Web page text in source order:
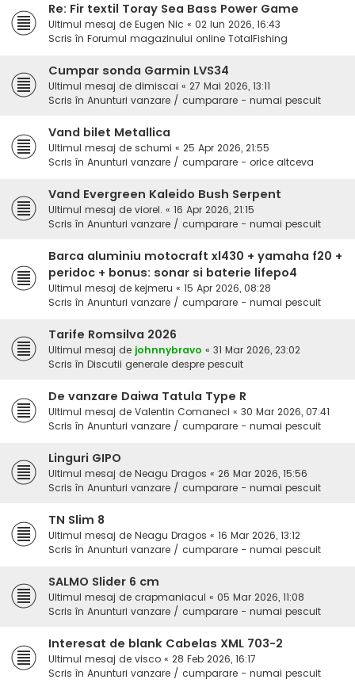
Re: Fir textil Toray Sea Bass Power Game
Ultimul mesaj de Eugen Nic « 02 Iun 2026, 16:43
Scris în Forumul magazinului online TotalFishing
Cumpar sonda Garmin LVS34
Ultimul mesaj de dimiscai « 27 Mai 2026, 13:11
Scris în Anunturi vanzare / cumparare - numai pescuit
Vand bilet Metallica
Ultimul mesaj de schumi « 25 Apr 2026, 21:55
Scris în Anunturi vanzare / cumparare - orice altceva
Vand Evergreen Kaleido Bush Serpent
Ultimul mesaj de viorel. « 16 Apr 2026, 21:15
Scris în Anunturi vanzare / cumparare - numai pescuit
Barca aluminiu motocraft xl430 + yamaha f20 +
peridoc + bonus: sonar si baterie lifepo4
Ultimul mesaj de kejmeru « 15 Apr 2026, 08:28
Scris în Anunturi vanzare / cumparare - numai pescuit
Tarife Romsilva 2026
Ultimul mesaj de johnnybravo « 31 Mar 2026, 23:02
Scris în Discutii generale despre pescuit
De vanzare Daiwa Tatula Type R
Ultimul mesaj de Valentin Comaneci « 30 Mar 2026, 07:41
Scris în Anunturi vanzare / cumparare - numai pescuit
Linguri GIPO
Ultimul mesaj de Neagu Dragos « 26 Mar 2026, 15:56
Scris în Anunturi vanzare / cumparare - numai pescuit
TN Slim 8
Ultimul mesaj de Neagu Dragos « 16 Mar 2026, 13:12
Scris în Anunturi vanzare / cumparare - numai pescuit
SALMO Slider 6 cm
Ultimul mesaj de crapmaniacul « 05 Mar 2026, 11:08
Scris în Anunturi vanzare / cumparare - numai pescuit
Interesat de blank Cabelas XML 703-2
Ultimul mesaj de visco « 28 Feb 2026, 16:17
Scris în Anunturi vanzare / cumparare - numai pescuit